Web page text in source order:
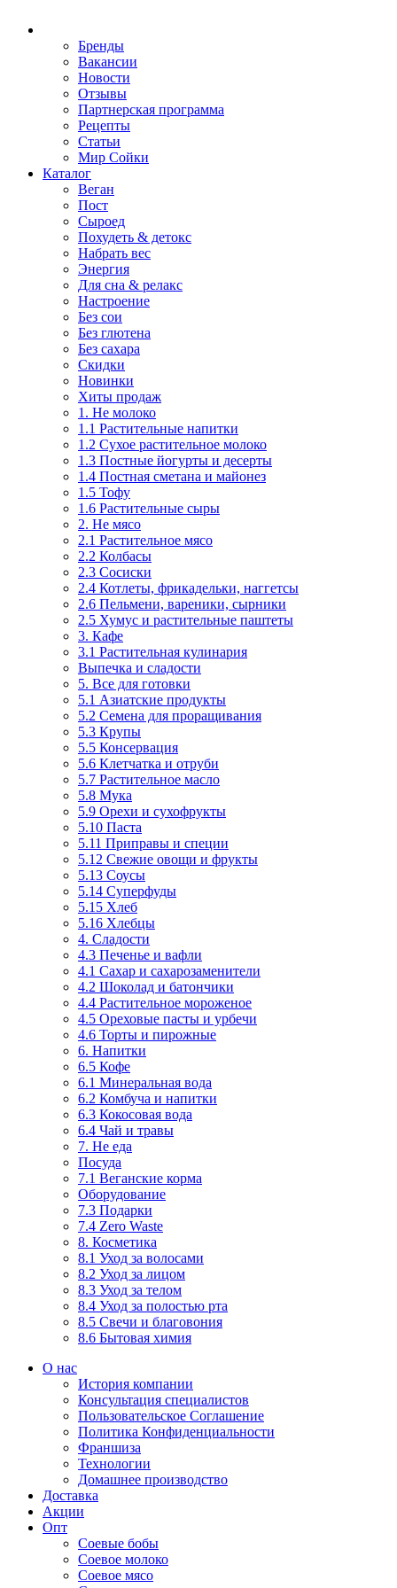
Бренды
Вакансии
Новости
Отзывы
Партнерская программа
Рецепты
Статьи
Мир Сойки
Каталог
Веган
Пост
Сыроед
Похудеть & детокс
Набрать вес
Энергия
Для сна & релакс
Настроение
Без сои
Без глютена
Без сахара
Скидки
Новинки
Хиты продаж
1. Не молоко
1.1 Растительные напитки
1.2 Сухое растительное молоко
1.3 Постные йогурты и десерты
1.4 Постная сметана и майонез
1.5 Тофу
1.6 Растительные сыры
2. Не мясо
2.1 Растительное мясо
2.2 Колбасы
2.3 Сосиски
2.4 Котлеты, фрикадельки, наггетсы
2.6 Пельмени, вареники, сырники
2.5 Хумус и растительные паштеты
3. Кафе
3.1 Растительная кулинария
Выпечка и сладости
5. Все для готовки
5.1 Азиатские продукты
5.2 Семена для проращивания
5.3 Крупы
5.5 Консервация
5.6 Клетчатка и отруби
5.7 Растительное масло
5.8 Мука
5.9 Орехи и сухофрукты
5.10 Паста
5.11 Приправы и специи
5.12 Свежие овощи и фрукты
5.13 Соусы
5.14 Суперфуды
5.15 Хлеб
5.16 Хлебцы
4. Сладости
4.3 Печенье и вафли
4.1 Сахар и сахарозаменители
4.2 Шоколад и батончики
4.4 Растительное мороженое
4.5 Ореховые пасты и урбечи
4.6 Торты и пирожные
6. Напитки
6.5 Кофе
6.1 Минеральная вода
6.2 Комбуча и напитки
6.3 Кокосовая вода
6.4 Чай и травы
7. Не еда
Посуда
7.1 Веганские корма
Оборудование
7.3 Подарки
7.4 Zero Waste
8. Косметика
8.1 Уход за волосами
8.2 Уход за лицом
8.3 Уход за телом
8.4 Уход за полостью рта
8.5 Свечи и благовония
8.6 Бытовая химия
О нас
История компании
Консультация специалистов
Пользовательское Соглашение
Политика Конфиденциальности
Франшиза
Технологии
Домашнее производство
Доставка
Акции
Опт
Соевые бобы
Соевое молоко
Соевое мясо